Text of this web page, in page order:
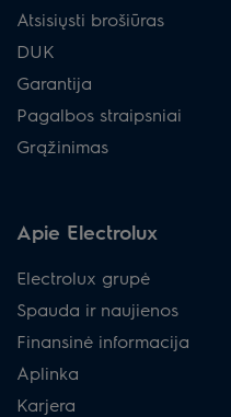
Atsisiųsti brošiūras
DUK
Garantija
Pagalbos straipsniai
Grąžinimas
Apie Electrolux
Electrolux grupė
Spauda ir naujienos
Finansinė informacija
Aplinka
Karjera